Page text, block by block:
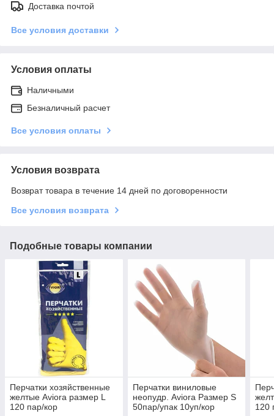
Доставка почтой
Все условия доставки
Условия оплаты
Наличными
Безналичный расчет
Все условия оплаты
Условия возврата
Возврат товара в течение 14 дней по договоренности
Все условия возврата
Подобные товары компании
Перчатки хозяйственные
желтые Aviora размер L
120 пар/кор
Перчатки виниловые
неопудр. Aviora Размер S
50пар/упак 10уп/кор
120